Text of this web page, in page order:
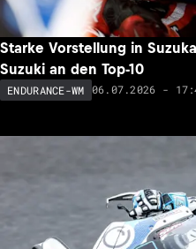
Starke Vorstellung in
Suzuki an den Top-10
ENDURANCE-WM 06.07.2026 -